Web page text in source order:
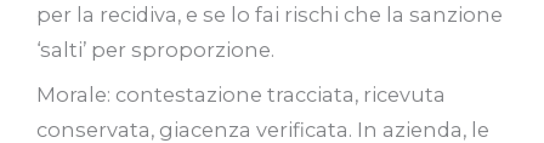
per la recidiva, e se lo fai rischi che la sanzione
‘salti’ per sproporzione.
Morale: contestazione tracciata, ricevuta
conservata, giacenza verificata. In azienda, le